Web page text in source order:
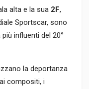
alta e la sua 2F,
Sportscar, sono
influenti del 20°
la deportanza
compositi, i